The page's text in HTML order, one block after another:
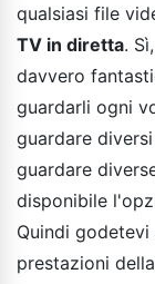
qualsiasi file
TV in diretta.
davvero
guardarli ogni
guardare
guardare
disponibile
Quindi
prestazioni